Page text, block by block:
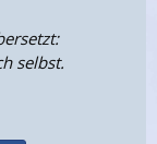
selbst.